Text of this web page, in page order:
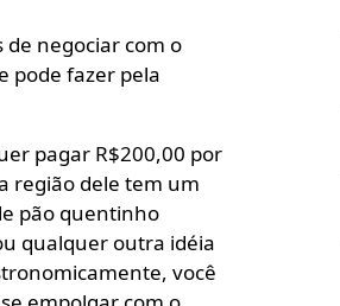
de negociar com o
pode fazer pela
pagar R$200,00 por
região dele tem um
pão quentinho
qualquer outra idéia
você